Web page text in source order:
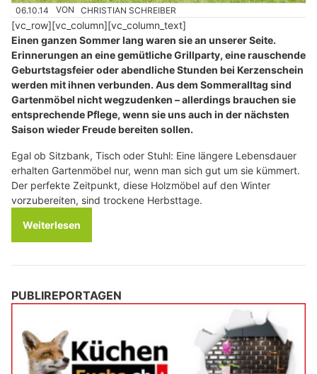
06.10.14 VON CHRISTIAN SCHREIBER
[vc_row][vc_column][vc_column_text]
Einen ganzen Sommer lang waren sie an unserer Seite.
Erinnerungen an eine gemütliche Grillparty, eine rauschende
Geburtstagsfeier oder abendliche Stunden bei Kerzenschein
werden mit ihnen verbunden. Aus dem Sommeralltag sind
Gartenmöbel nicht wegzudenken – allerdings brauchen sie
entsprechende Pflege, wenn sie uns auch in der nächsten
Saison wieder Freude bereiten sollen.
Egal ob Sitzbank, Tisch oder Stuhl: Eine längere Lebensdauer
erhalten Gartenmöbel nur, wenn man sich gut um sie kümmert.
Der perfekte Zeitpunkt, diese Holzmöbel auf den Winter
vorzubereiten, sind trockene Herbsttage.
Weiterlesen
PUBLIREPORTAGEN